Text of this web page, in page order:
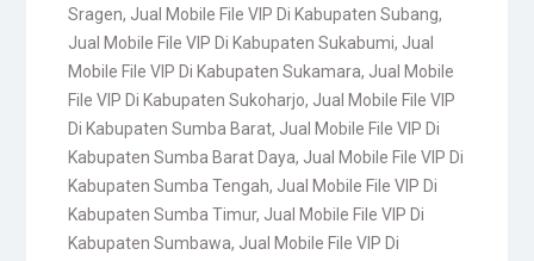
Sragen, Jual Mobile File VIP Di Kabupaten Subang,
Jual Mobile File VIP Di Kabupaten Sukabumi, Jual
Mobile File VIP Di Kabupaten Sukamara, Jual Mobile
File VIP Di Kabupaten Sukoharjo, Jual Mobile File VIP
Di Kabupaten Sumba Barat, Jual Mobile File VIP Di
Kabupaten Sumba Barat Daya, Jual Mobile File VIP Di
Kabupaten Sumba Tengah, Jual Mobile File VIP Di
Kabupaten Sumba Timur, Jual Mobile File VIP Di
Kabupaten Sumbawa, Jual Mobile File VIP Di